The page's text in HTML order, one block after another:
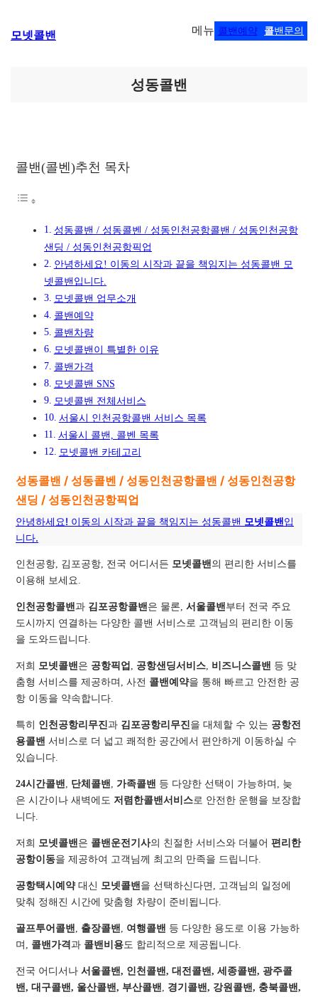
텐
모넷콜밴 메뉴 콜밴예약 콜밴문의
성동콜밴
콜밴(콜벤)추천 목차
성동콜밴 / 성동콜벤 / 성동인천공항콜밴 / 성동인천공항
샌딩 / 성동인천공항픽업
안녕하세요! 이동의 시작과 끝을 책임지는 성동콜밴 모
넷콜밴입니다.
모넷콜밴 업무소개
콜밴예약
콜밴차량
모넷콜밴이 특별한 이유
콜밴가격
모넷콜밴 SNS
모넷콜밴 전체서비스
서울시 인천공항콜밴 서비스 목록
서울시 콜밴, 콜벤 목록
모넷콜밴 카테고리
성동콜밴 / 성동콜벤 / 성동인천공항콜밴 / 성동인천공항
샌딩 / 성동인천공항픽업
안녕하세요! 이동의 시작과 끝을 책임지는 성동콜밴 모넷콜밴입
니다.
인천공항, 김포공항, 전국 어디서든 모넷콜밴 의 편리한 서비스를
이용해 보세요.
인천공항콜밴과 김포공항콜밴 은 물론,서울콜밴 부터 전국 주요
도시까지 연결하는 다양한 콜밴 서비스로 고객님의 편리한 이동
을 도와드립니다.
저희 모넷콜밴 은 공항픽업 공항샌딩서비스 비즈니스콜밴 등 맞
춤형 서비스를 제공하며, 사전 콜밴예약을 통해 빠르고 안전한 공
항 이동을 약속합니다.
특히 인천공항리무진과 김포공항리무진 을 대체할 수 있는 공항전
용콜밴 서비스로 더 넓고 쾌적한 공간에서 편안하게 이동하실 수
있습니다.
24시간콜밴 단체콜밴 가족콜밴 등 다양한 선택이 가능하며, 늦
은 시간이나 새벽에도 저렴한콜밴서비스로 안전한 운행을 보장합
니다.
저희 모넷콜밴 은 콜밴운전기사의 친절한 서비스와 더불어편리한
공항이동을 제공하여 고객님께 최고의 만족을 드립니다.
공항택시예약대신 모넷콜밴 을 선택하신다면, 고객님의 일정에
맞춰 정해진 시간에 맞춤형 차량이 준비됩니다.
골프투어콜밴 출장콜밴 여행콜밴 등 다양한 용도로 이용 가능하
며, 콜밴가격과 콜밴비용도 합리적으로 제공됩니다.
전국 어디서나서울콜밴, 인천콜밴, 대전콜밴, 세종콜밴, 광주콜
밴, 대구콜밴, 울산콜밴, 부산콜밴
경기콜밴, 강원콜밴, 충북콜밴,